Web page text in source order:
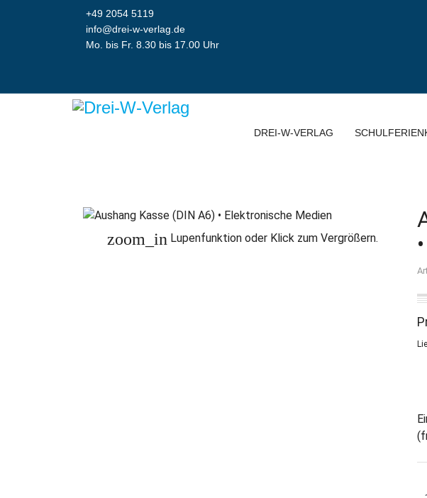
+49 2054 5119
info@drei-w-verlag.de
Mo. bis Fr. 8.30 bis 17.00 Uhr
DREI-W-VERLAG
zoom_in Lupenfunktion oder Klick zum Vergrößern.